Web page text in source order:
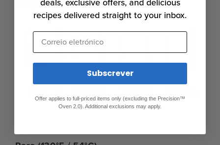
temperaturas:
recipes delivered straight to your inbox.
Correio eletrónico
Subscrever
Offer applies to full-priced items only (excluding the Precision™
Oven 2.0). Additional exclusions may apply.